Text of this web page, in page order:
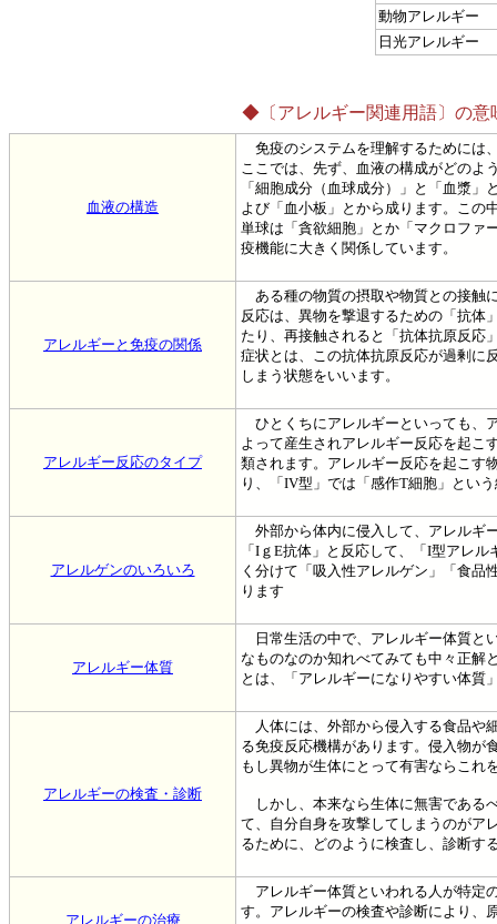
動物アレルギー
日光アレルギー
◆〔アレルギー関連用語〕の意
血液の構造
免疫のシステムを理解するためには
ここでは、先ず、血液の構成がどのよ
「細胞成分（血球成分）」と「血漿
よび「血小板」とから成ります。この
単球は「貪欲細胞」とか「マクロファ
疫機能に大きく関係しています。
アレルギーと免疫の関係
ある種の物質の摂取や物質との接触
反応は、異物を撃退するための「抗体
たり、再接触されると「抗体抗原反応
症状とは、この抗体抗原反応が過剰に
しまう状態をいいます。
アレルギー反応のタイプ
ひとくちにアレルギーといっても、
よって産生されアレルギー反応を起こ
類されます。アレルギー反応を起こす
り、「IV型」では「感作T細胞」とい
アレルゲンのいろいろ
外部から体内に侵入して、アレルギ
「IｇE抗体」と反応して、「I型アレ
く分けて「吸入性アレルゲン」「食品
ります
アレルギー体質
日常生活の中で、アレルギー体質と
なものなのか知れべてみても中々正解
とは、「アレルギーになりやすい体質
アレルギーの検査・診断
人体には、外部から侵入する食品や
る免疫反応機構があります。侵入物が
もし異物が生体にとって有害ならこれ
しかし、本来なら生体に無害である
て、自分自身を攻撃してしまうのがア
るために、どのように検査し、診断す
アレルギーの治療
アレルギー体質といわれる人が特定
す。アレルギーの検査や診断により、